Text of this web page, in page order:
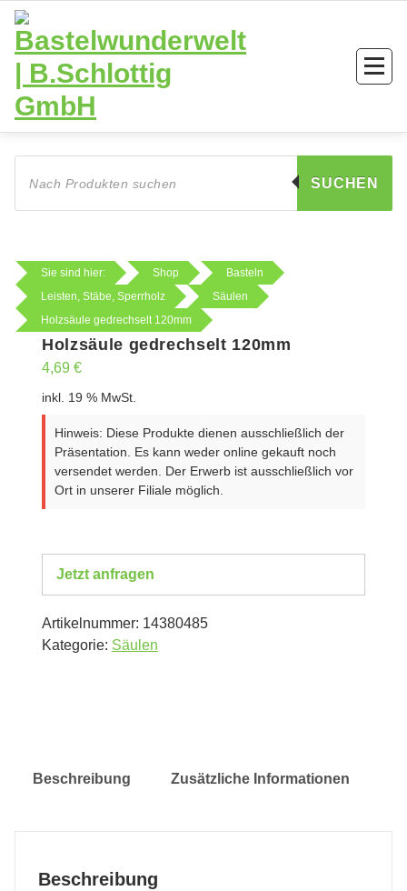
Zum
Inhalt
springen
Products
search
SUCHEN
Sie sind hier: Shop
Basteln
Leisten, Stäbe, Sperrholz
Säulen
Holzsäule gedrechselt 120mm
Holzsäule gedrechselt 120mm
4,69 €
inkl. 19 % MwSt.
Hinweis: Diese Produkte dienen ausschließlich der
Präsentation. Es kann weder online gekauft noch
versendet werden. Der Erwerb ist ausschließlich vor
Ort in unserer Filiale möglich.
Jetzt anfragen
Artikelnummer: 14380485
Kategorie: Säulen
Beschreibung Zusätzliche Informationen
Beschreibung